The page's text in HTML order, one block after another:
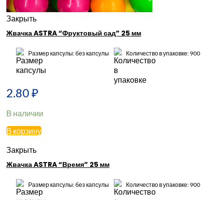
Закрыть
Жвачка ASTRA “Фруктовый сад” 25 мм
Размер капсулы: без капсулы Количество в упаковке: 900
2.80₽
В наличии
В корзину
Закрыть
Жвачка ASTRA “Время” 25 мм
Размер капсулы: без капсулы Количество в упаковке: 900